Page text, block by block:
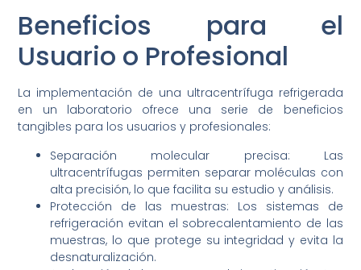
Beneficios para el
Usuario o Profesional
La implementación de una ultracentrífuga refrigerada
en un laboratorio ofrece una serie de beneficios
tangibles para los usuarios y profesionales:
Separación molecular precisa: Las
ultracentrífugas permiten separar moléculas con
alta precisión, lo que facilita su estudio y análisis.
Protección de las muestras: Los sistemas de
refrigeración evitan el sobrecalentamiento de las
muestras, lo que protege su integridad y evita la
desnaturalización.